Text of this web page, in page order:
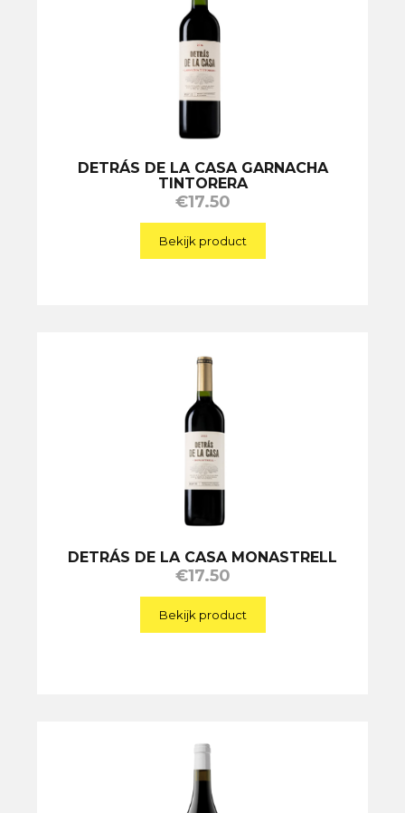
DETRÁS DE LA CASA GARNACHA
TINTORERA
€17.50
Bekijk product
DETRÁS DE LA CASA MONASTRELL
€17.50
Bekijk product